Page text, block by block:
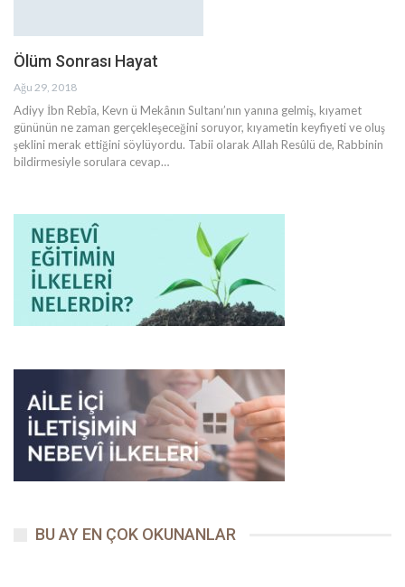
Ölüm Sonrası Hayat
Ağu 29, 2018
Adiyy İbn Rebîa, Kevn ü Mekânın Sultanı’nın yanına gelmiş, kıyamet
gününün ne zaman gerçekleşeceğini soruyor, kıyametin keyfiyeti ve oluş
şeklini merak ettiğini söylüyordu. Tabii olarak Allah Resûlü de, Rabbinin
bildirmesiyle sorulara cevap…
BU AY EN ÇOK OKUNANLAR